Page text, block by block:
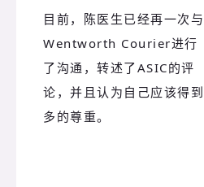
目前，陈医生已经再一次与
Wentworth Courier进行
了沟通，转述了ASIC的评
论，并且认为自己应该得到
多的尊重。